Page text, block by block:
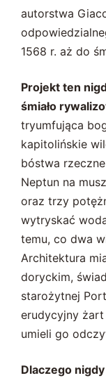
autorstwa
1568 r. aż do
Projekt ten
śmiało
tryumfująca
kapitolińskie
bóstwa
Neptun na
oraz trzy
wytryskać
temu, co dwa
Architektura
doryckim,
starożytnej
erudycyjny
umieli go
Dlaczego